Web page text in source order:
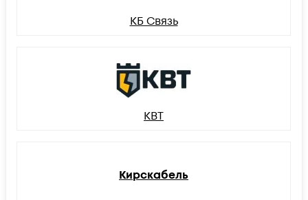
КБ Связь
КВТ
Кирскабель